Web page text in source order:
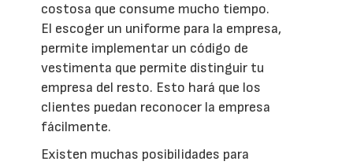
costosa que consume mucho tiempo.
El escoger un uniforme para la empresa,
permite implementar un código de
vestimenta que permite distinguir tu
empresa del resto. Esto hará que los
clientes puedan reconocer la empresa
fácilmente.
Existen muchas posibilidades para